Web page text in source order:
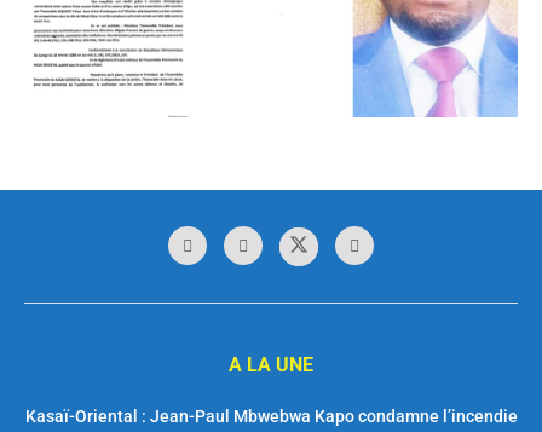
A LA UNE
Kasaï-Oriental : Jean-Paul Mbwebwa Kapo condamne l’incendie